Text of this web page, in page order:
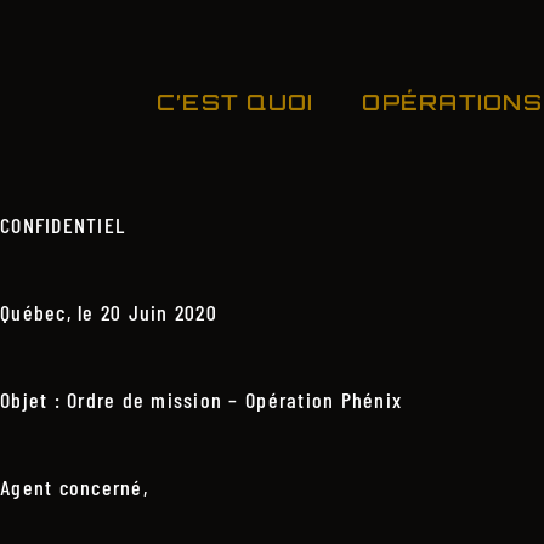
C’EST QUOI OPÉRATIONS
CONFIDENTIEL
Québec, le 20 Juin 2020
Objet : Ordre de mission – Opération Phénix
Agent concerné,